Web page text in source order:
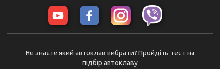
Не знаєте який автоклав вибрати? Пройдіть тест на
підбір автоклаву